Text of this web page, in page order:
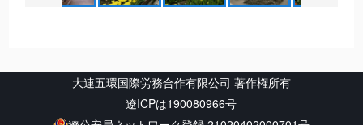
大連五環国際労務合作有限公司 著作権所有
遼ICPは190080966号